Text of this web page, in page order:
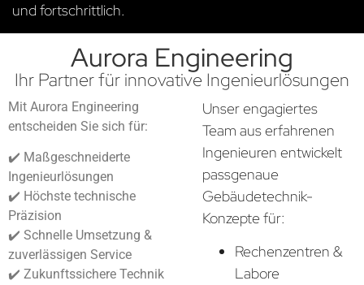
und fortschrittlich.
Aurora Engineering
Ihr Partner für innovative Ingenieurlösungen
Mit Aurora Engineering
entscheiden Sie sich für:
✔️ Maßgeschneiderte
Ingenieurlösungen
✔️ Höchste technische
Präzision
✔️ Schnelle Umsetzung &
zuverlässigen Service
✔️ Zukunftssichere Technik
Unser engagiertes
Team aus erfahrenen
Ingenieuren entwickelt
passgenaue
Gebäudetechnik-
Konzepte für:
Rechenzentren &
Labore